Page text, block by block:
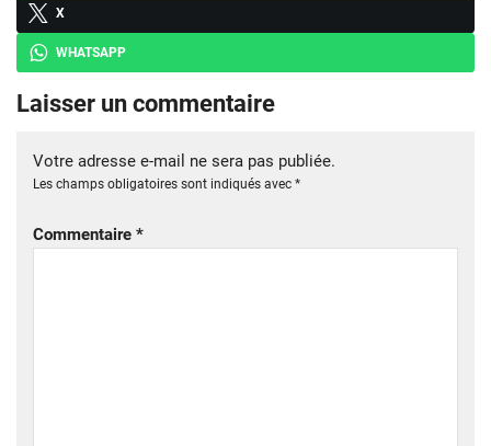
X
WHATSAPP
Laisser un commentaire
Votre adresse e-mail ne sera pas publiée.
Les champs obligatoires sont indiqués avec *
Commentaire *